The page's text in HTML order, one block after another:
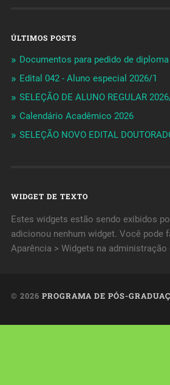
ÚLTIMOS POSTS
Documentos para pedido de diploma
Edital 042 - Aluno especial 2026/1
SELEÇÃO DE ALUNO REGULAR
Calendário Acadêmico 2026
SELEÇÃO NOVO EDITAL
WIDGET DE TEXTO
Estes widgets estão sendo exibidos
adicionou nenhum widget. Você pode
Aparência > Widgets na administração
© 2026 PROGRAMA DE PÓS-